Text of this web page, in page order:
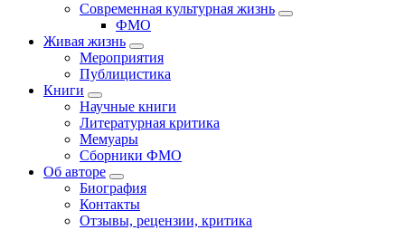
Современная культурная жизнь
ФМО
Живая жизнь
Мероприятия
Публицистика
Книги
Научные книги
Литературная критика
Мемуары
Сборники ФМО
Об авторе
Биография
Контакты
Отзывы, рецензии, критика